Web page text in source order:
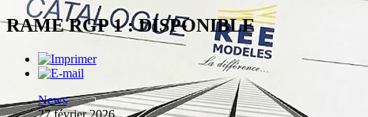
RAME RGP 1 : DISPONIBLE
News